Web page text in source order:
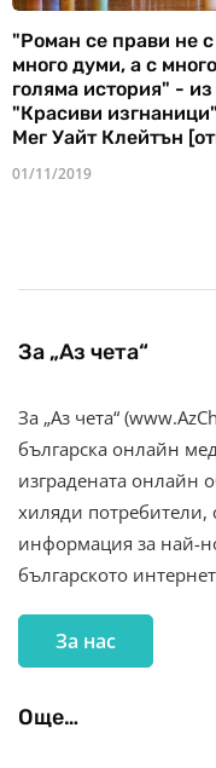
"Роман се прави не с
много думи, а с много
голяма история" - из
"Красиви
Мег Уайт Клейтън
01/11/2019
За „Аз чета“
За „Аз чета“
българска онлайн
изградената онлайн
хиляди потребители,
информация за най-
българското
За нас
Още…